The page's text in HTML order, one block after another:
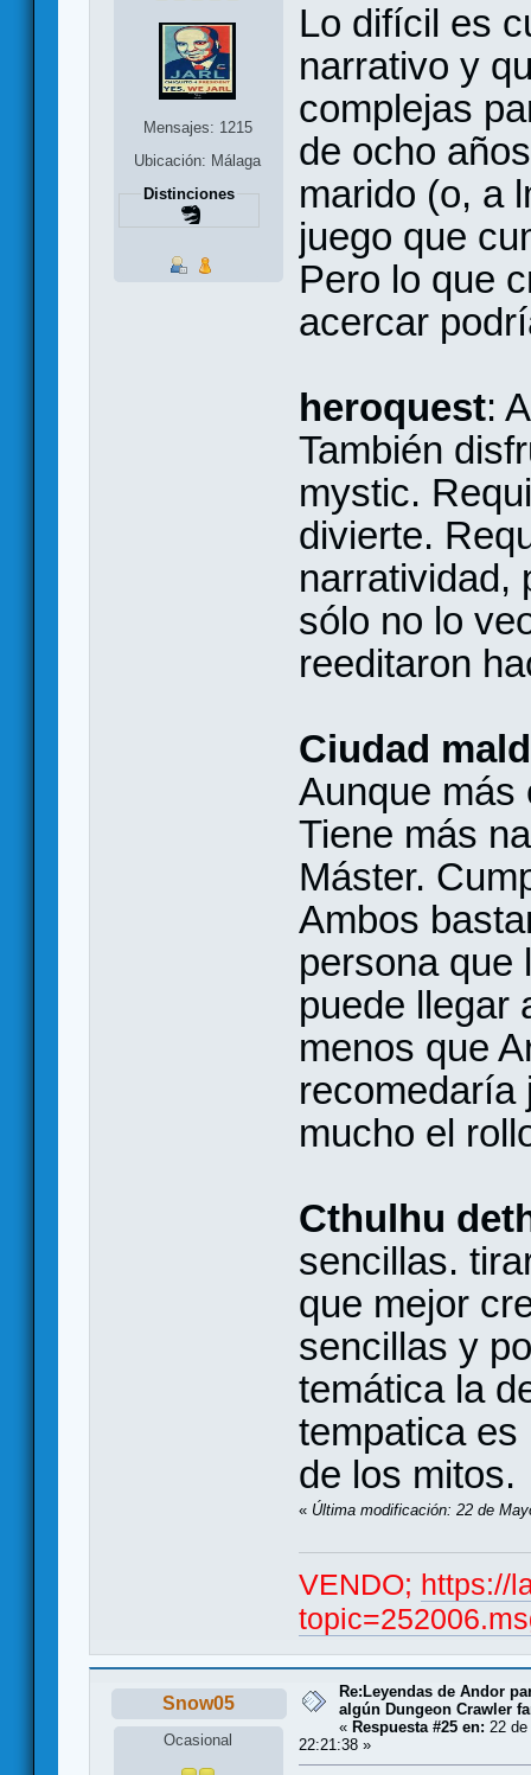
Mensajes: 1215
Ubicación: Málaga
Distinciones
Lo difícil es
narrativo y
complejas
de ocho
marido (o, a
juego que
Pero lo que
acercar
heroquest:
También
mystic.
divierte.
narratividad,
sólo no lo
reeditaron
Ciudad
Aunque más
Tiene más
Máster.
Ambos
persona que
puede llegar
menos que
recomedaría
mucho el
Cthulhu
sencillas.
que mejor
sencillas y
temática la
tempatica es
de los mitos.
« Última modificación: 22 de
VENDO; https://
Snow05
Ocasional
Re:Leyendas de Andor
algún Dungeon Crawler
« Respuesta #25 en: 22
22:21:38 »